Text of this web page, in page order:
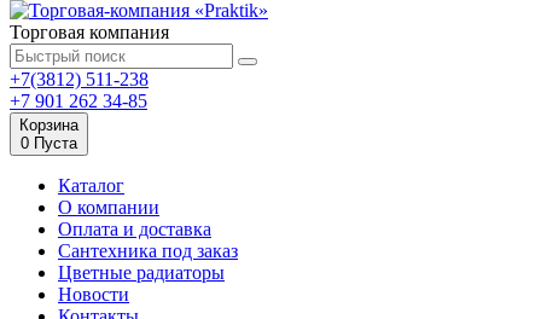
Торговая компания
+7(3812) 511-238
+7 901 262 34-85
Корзина
0 Пуста
Каталог
О компании
Оплата и доставка
Сантехника под заказ
Цветные радиаторы
Новости